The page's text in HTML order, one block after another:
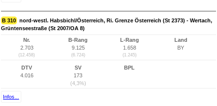
B 310 nord-westl. Habsbichl/Österreich, Ri. Grenze Österreich (St 2373) - Wertach,
Grüntenseestraße (St 2007/OA 8)
Nr.
2.703
(12.458)
B-Rang
9.125
(6.724)
L-Rang
1.658
(1.245)
Land
BY
DTV
4.016
SV
173
(4,3%)
BPL
Infos...